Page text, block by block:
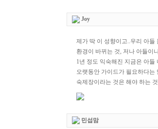
Joy
제가 딱 이 성향이고..우리 아들
환경이 바뀌는 것, 저나 아들이
1년 정도 익숙해진 지금은 아들
오랫동안 가이드가 필요하다는
숙제장이라는 것은 해야 하는
민섭맘